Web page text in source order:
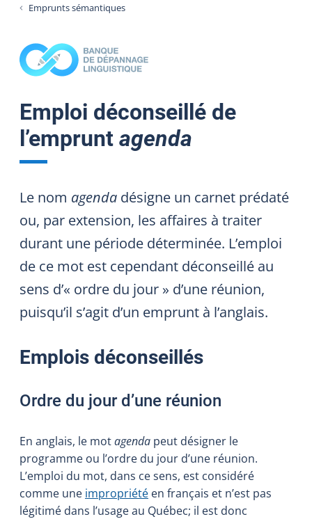
Emprunts sémantiques
Emploi déconseillé de
l’emprunt agenda
Le nom agenda désigne un carnet prédaté
ou, par extension, les affaires à traiter
durant une période déterminée. L’emploi
de ce mot est cependant déconseillé au
sens d’« ordre du jour » d’une réunion,
puisqu’il s’agit d’un emprunt à l’anglais.
Emplois déconseillés
Ordre du jour d’une réunion
En anglais, le motagenda peut désigner le
programme ou l’ordre du jour d’une réunion.
L’emploi du mot, dans ce sens, est considéré
comme une impropriété en français et n’est pas
légitimé dans l’usage au Québec; il est donc